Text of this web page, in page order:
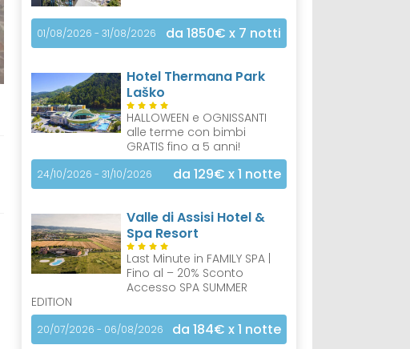
01/08/2026 - 31/08/2026 da 1850€ x 7 notti
Hotel Thermana Park
Laško
HALLOWEEN e OGNISSANTI
alle terme con bimbi
GRATIS fino a 5 anni!
24/10/2026 - 31/10/2026 da 129€ x 1 notte
Valle di Assisi Hotel &
Spa Resort
Last Minute in FAMILY SPA |
Fino al – 20% Sconto
Accesso SPA SUMMER
EDITION
20/07/2026 - 06/08/2026 da 184€ x 1 notte